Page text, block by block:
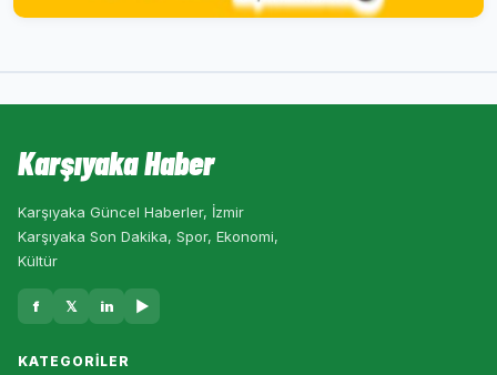
Karşıyaka Haber
Karşıyaka Güncel Haberler, İzmir
Karşıyaka Son Dakika, Spor, Ekonomi,
Kültür
f 𝕏 in ▶
KATEGORILER